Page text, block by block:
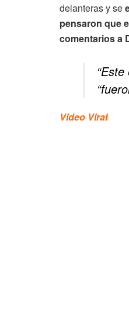
delanteras y se
pensaron que
comentarios a
Video Viral